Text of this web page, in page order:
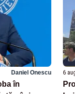
Daniel Onescu
în
6